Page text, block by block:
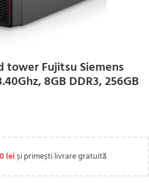
tower Fujitsu Siemens
8GB DDR3, 256GB
leiși primești livrare gratuită